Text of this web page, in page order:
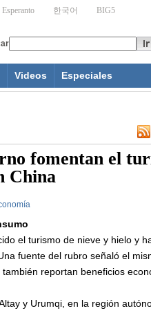
Videos Especiales
fomentan el
China
el turismo de nieve y hielo y
fuente del rubro señaló el
reportan beneficios
y Urumqi, en la región